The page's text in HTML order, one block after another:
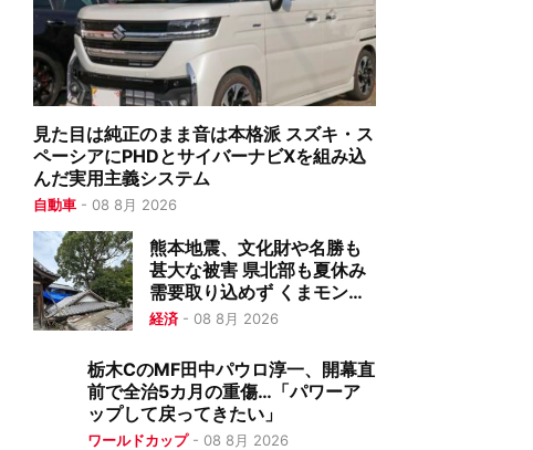
見た目は純正のまま音は本格派 スズキ・ス
ペーシアにPHDとサイバーナビXを組み込
んだ実用主義システム
自動車 - 08 8月 2026
熊本地震、文化財や名勝も
甚大な被害 県北部も夏休み
需要取り込めず くまモンも
活動自粛
経済 - 08 8月 2026
栃木CのMF田中パウロ淳一、開幕直
前で全治5カ月の重傷…「パワーア
ップして戻ってきたい」
ワールドカップ-08 8月 2026